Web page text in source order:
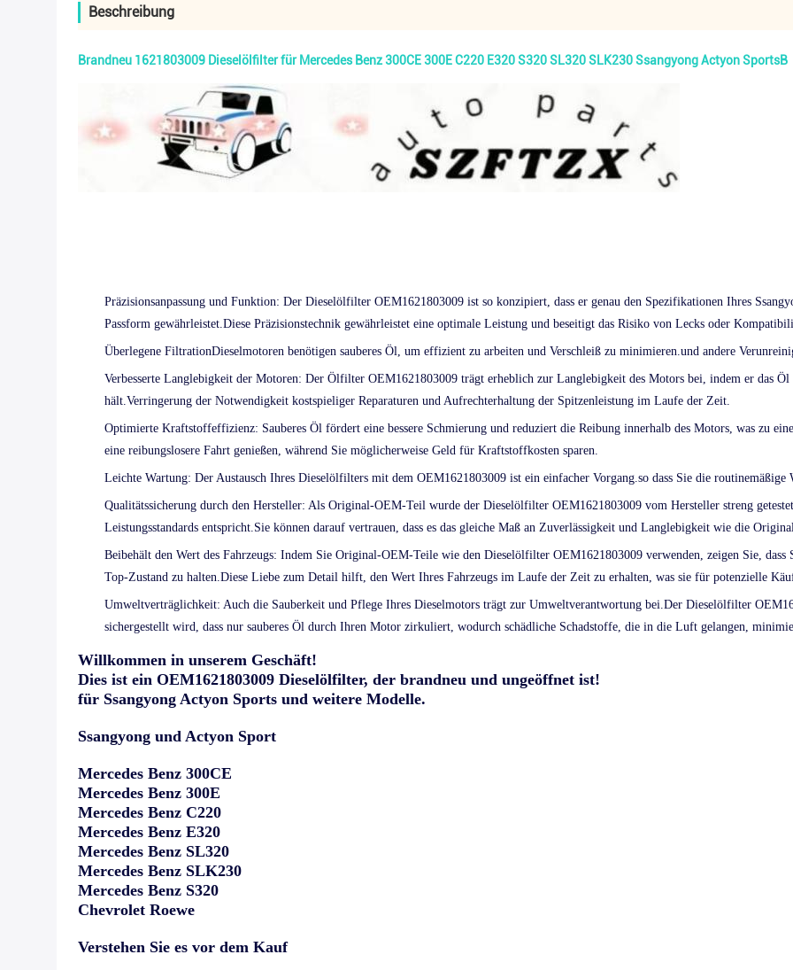
Beschreibung
Brandneu 1621803009 Dieselölfilter für Mercedes Benz 300CE 300E C220 E320 S320 SL320 SLK230 Ssangyong Actyon SportsB
Präzisionsanpassung und Funktion: Der Dieselölfilter OEM1621803009 ist so konzipiert, dass er genau den Spezifikationen Ihres
Passform gewährleistet.Diese Präzisionstechnik gewährleistet eine optimale Leistung und beseitigt das Risiko von Lecks oder
Überlegene FiltrationDieselmotoren benötigen sauberes Öl, um effizient zu arbeiten und Verschleiß zu minimieren.und andere
Verbesserte Langlebigkeit der Motoren: Der Ölfilter OEM1621803009 trägt erheblich zur Langlebigkeit des Motors bei, indem er das
hält.Verringerung der Notwendigkeit kostspieliger Reparaturen und Aufrechterhaltung der Spitzenleistung im Laufe der Zeit.
Optimierte Kraftstoffeffizienz: Sauberes Öl fördert eine bessere Schmierung und reduziert die Reibung innerhalb des Motors, was zu
eine reibungslosere Fahrt genießen, während Sie möglicherweise Geld für Kraftstoffkosten sparen.
Leichte Wartung: Der Austausch Ihres Dieselölfilters mit dem OEM1621803009 ist ein einfacher Vorgang.so dass Sie die
Qualitätssicherung durch den Hersteller: Als Original-OEM-Teil wurde der Dieselölfilter OEM1621803009 vom Hersteller streng
Leistungsstandards entspricht.Sie können darauf vertrauen, dass es das gleiche Maß an Zuverlässigkeit und Langlebigkeit wie die
Beibehält den Wert des Fahrzeugs: Indem Sie Original-OEM-Teile wie den Dieselölfilter OEM1621803009 verwenden, zeigen Sie, dass
Top-Zustand zu halten.Diese Liebe zum Detail hilft, den Wert Ihres Fahrzeugs im Laufe der Zeit zu erhalten, was sie für potenzielle
Umweltverträglichkeit: Auch die Sauberkeit und Pflege Ihres Dieselmotors trägt zur Umweltverantwortung bei.Der Dieselölfilter
sichergestellt wird, dass nur sauberes Öl durch Ihren Motor zirkuliert, wodurch schädliche Schadstoffe, die in die Luft gelangen,
Willkommen in unserem Geschäft!
Dies ist ein OEM1621803009 Dieselölfilter, der brandneu und ungeöffnet ist!
für Ssangyong Actyon Sports und weitere Modelle.
Ssangyong und Actyon Sport
Mercedes Benz 300CE
Mercedes Benz 300E
Mercedes Benz C220
Mercedes Benz E320
Mercedes Benz SL320
Mercedes Benz SLK230
Mercedes Benz S320
Chevrolet Roewe
Verstehen Sie es vor dem Kauf